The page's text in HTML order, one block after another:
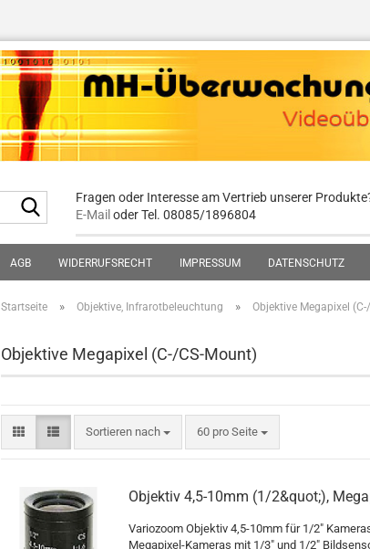
Suche...Fragen oder Interesse am Vertrieb unserer
E-Mail oder Tel. 08085/1896804
AGB WIDERRUFSRECHT IMPRESSUM DATENSCHUTZ
Startseite » Objektive, Infrarotbeleuchtung » Objektive Megapixel
Objektive Megapixel (C-/CS-Mount)
Sortieren nach
Sortieren nach 60 pro Seite
pro Seite
Objektiv 4,5-10mm (1/2&quot;),
Variozoom Objektiv 4,5-10mm für 1/2"
Megapixel-Kameras mit 1/3" und 1/2"